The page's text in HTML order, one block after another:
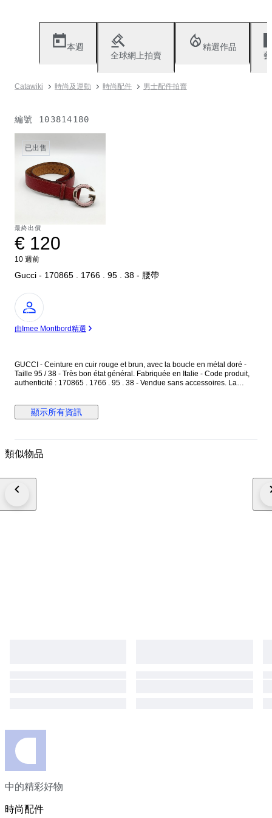
本週
全球網上拍賣
精選作品
Catawiki 時尚及運動 時尚配件 男士配件拍賣
編號 103814180
已出售
最終出價
€ 120
10 週前
Gucci - 170865 . 1766 . 95 . 38 - 腰帶
專
家
由Imee Montbord精選
GUCCI - Ceinture en cuir rouge et brun, avec la boucle en métal doré -
Taille 95 / 38 - Très bon état général. Fabriquée en Italie - Code produit,
authenticité : 170865 . 1766 . 95 . 38 - Vendue sans accessoires. La
et toile tressée de couleur rose. Dimensions : Longueur totale 98 cm -
Largeur du cuir 4 cm - Boucle en métal doré : 6,5 cm x 6,5 cm. La ceinture
ceinture a déjà été portée, en très bon état général.
顯示所有資訊
類似物品
中的精彩好物
時尚配件